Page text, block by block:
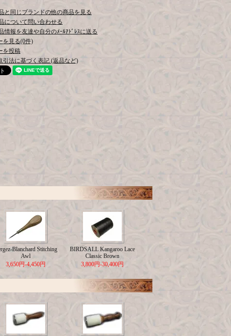
と同じブランドの他の商品を見る
について問い合わせる
情報を友達や自分のﾒｰﾙｱﾄﾞﾚｽに送る
を見る(0件)
を投稿
引法に基づく表記 (返品など)
Blanchard Stitching
Awl
3,650円-4,450円
BIRDSALL Kangaroo Lace
Classic Brown
3,800円-30,400円